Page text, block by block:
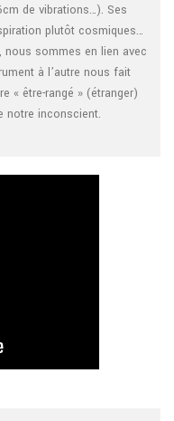
de vibrations…). Ses
plutôt cosmiques…
nous sommes en lien avec
à l’autre nous fait
« être-rangé » (étranger)
notre inconscient.